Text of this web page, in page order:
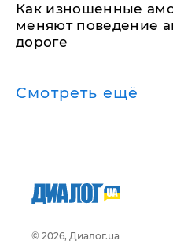
Как изношенные
меняют поведение
дороге
Смотреть ещё
© 2026, Диалог.ua